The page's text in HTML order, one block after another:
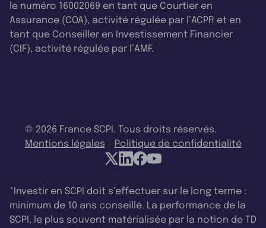
le numéro 16002069 en tant que Courtier en
Assurance (COA), activité régulée par l’ACPR et en
tant que Conseiller en Investissement Financier
(CIF), activité régulée par l’AMF.
© 2026 France SCPI. Tous droits réservés.
Mentions légales - Politique de confidentialité
*Investir en SCPI doit s’effectuer sur le long terme :
minimum de 10 ans conseillé. La performance de la
SCPI, le plus souvent matérialisée par la notion de TD